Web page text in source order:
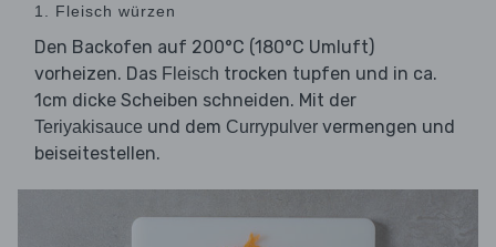
1. Fleisch würzen
Den Backofen auf 200°C (180°C Umluft)
vorheizen. Das Fleisch trocken tupfen und in ca.
1cm dicke Scheiben schneiden. Mit der
Teriyakisauce und dem Currypulver vermengen und
beiseitestellen.